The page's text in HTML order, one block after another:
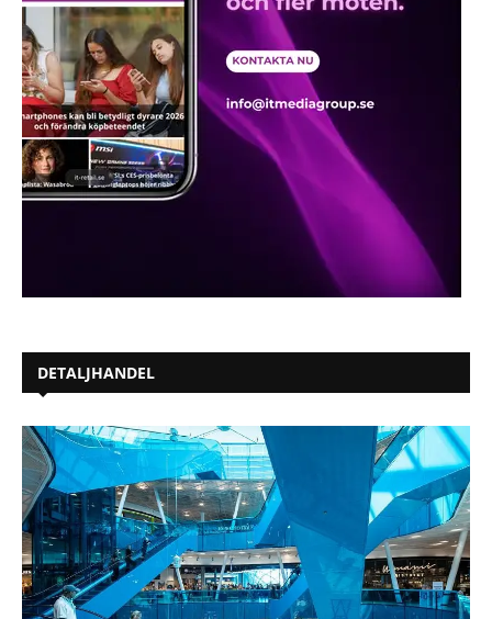
DETALJHANDEL